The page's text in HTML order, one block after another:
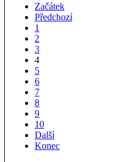
Začátek
Předchozí
1
2
3
4
5
6
7
8
9
10
Další
Konec